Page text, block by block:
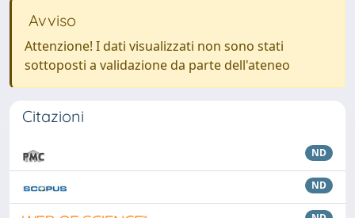
Avviso
Attenzione! I dati visualizzati non sono stati
sottoposti a validazione da parte dell'ateneo
Citazioni
ND
ND